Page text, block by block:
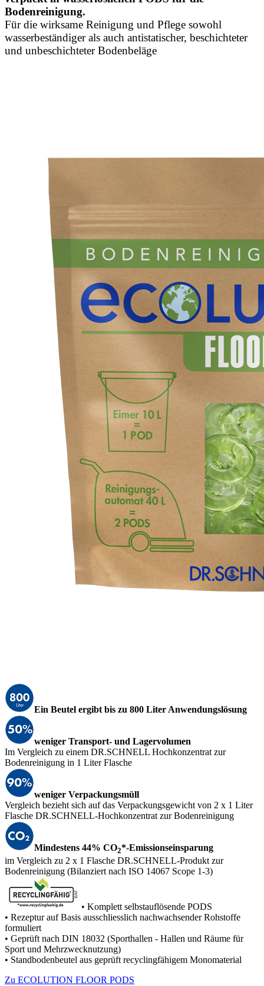
Bodenreinigung.
Für die wirksame Reinigung und Pflege sowohl
wasserbeständiger als auch antistatischer, beschichteter
und unbeschichteter Bodenbeläge
Ein Beutel ergibt bis zu 800 Liter Anwendungslösung
weniger Transport- und Lagervolumen
Im Vergleich zu einem DR.SCHNELL Hochkonzentrat zur
Bodenreinigung in 1 Liter Flasche
weniger Verpackungsmüll
Vergleich bezieht sich auf das Verpackungsgewicht von 2 x 1 Liter
Flasche DR.SCHNELL-Hochkonzentrat zur Bodenreinigung
Mindestens 44% CO2*-Emissionseinsparung
im Vergleich zu 2 x 1 Flasche DR.SCHNELL-Produkt zur
Bodenreinigung (Bilanziert nach ISO 14067 Scope 1-3)
• Komplett selbstauflösende PODS
• Rezeptur auf Basis ausschliesslich nachwachsender Rohstoffe
formuliert
• Geprüft nach DIN 18032 (Sporthallen - Hallen und Räume für
Sport und Mehrzwecknutzung)
• Standbodenbeutel aus geprüft recyclingfähigem Monomaterial
Zu ECOLUTION FLOOR PODS